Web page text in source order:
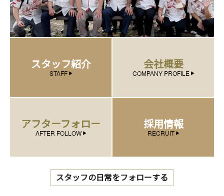
スタッフ紹介
STAFF
会社概要
COMPANY PROFILE
アフターフォロー
AFTER FOLLOW
採用情報
RECRUIT
スタッフの日常をフォローする